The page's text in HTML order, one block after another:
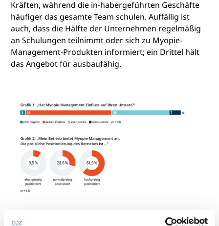
Kräften, während die in-habergeführten Geschäfte
häufiger das gesamte Team schulen. Auffällig ist
auch, dass die Hälfte der Unternehmen regelmäßig
an Schulungen teilnimmt oder sich zu Myopie-
Management-Produkten informiert; ein Drittel hält
das Angebot für ausbaufähig.